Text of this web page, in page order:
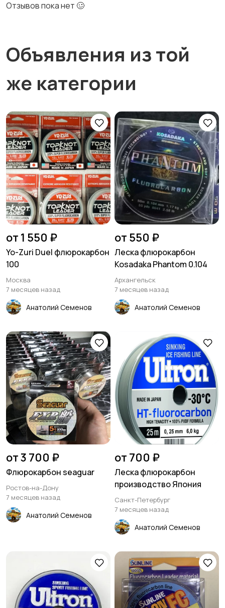
Отзывов пока нет 🥴
Объявления из той
же категории
от 1 550 ₽
Yo-Zuri Duel флюрокарбон
100
Москва
7 месяцев назад
Анатолий Семенов
от 550 ₽
Леска флюрокарбон
Kosadaka Phantom 0.104
Архангельск
7 месяцев назад
Анатолий Семенов
от 3 700 ₽
Флюрокарбон seaguar
Ростов-на-Дону
7 месяцев назад
Анатолий Семенов
от 700 ₽
Леска флюрокарбон
производство Япония
Санкт-Петербург
7 месяцев назад
Анатолий Семенов